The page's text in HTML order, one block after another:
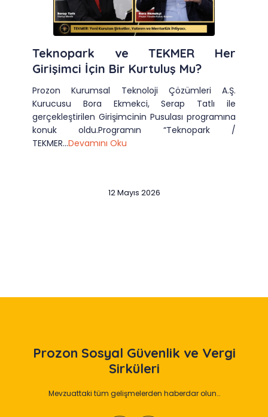
Teknopark ve TEKMER Her
Girişimci İçin Bir Kurtuluş Mu?
Prozon Kurumsal Teknoloji Çözümleri A.Ş.
Kurucusu Bora Ekmekci, Serap Tatlı ile
gerçekleştirilen Girişimcinin Pusulası programına
konuk oldu.Programın “Teknopark /
TEKMER...Devamını Oku
12 Mayıs 2026
Prozon Sosyal Güvenlik ve Vergi
Sirküleri
Mevzuattaki tüm gelişmelerden haberdar olun…